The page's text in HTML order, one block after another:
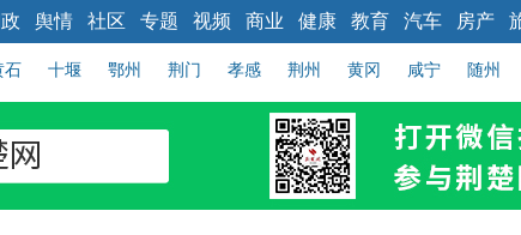
舆情 社区 专题 视频 商业 健康 教育 汽车 房产
石 十堰 鄂州 荆门 孝感 荆州 黄冈 咸宁 随州